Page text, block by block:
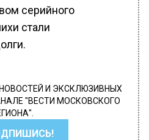
серийного
стали
И ЭКСКЛЮЗИВНЫХ
"ВЕСТИ МОСКОВСКОГО